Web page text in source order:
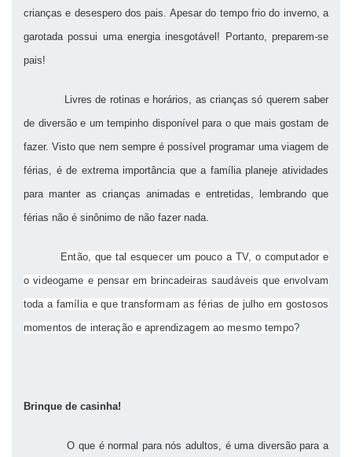
crianças e desespero dos pais. Apesar do tempo frio do inverno, a
garotada possui uma energia inesgotável! Portanto, preparem-se
pais!
Livres de rotinas e horários, as crianças só querem saber
de diversão e um tempinho disponível para o que mais gostam de
fazer. Visto que nem sempre é possível programar uma viagem de
férias, é de extrema importância que a família planeje atividades
para manter as crianças animadas e entretidas, lembrando que
férias não é sinônimo de não fazer nada.
Então, que tal esquecer um pouco a TV, o computador e
o videogame e pensar em brincadeiras saudáveis que envolvam
toda a família e que transformam as férias de julho em gostosos
momentos de interação e aprendizagem ao mesmo tempo?
Brinque de casinha!
O que é normal para nós adultos, é uma diversão para a